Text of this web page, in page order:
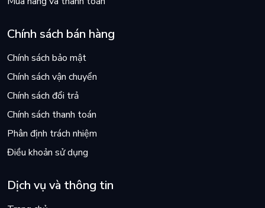
Chính sách bán hàng
Chính sách bảo mật
Chính sách vận chuyển
Chính sách đổi trả
Chính sách thanh toán
Phân định trách nhiệm
Điều khoản sử dụng
Dịch vụ và thông tin